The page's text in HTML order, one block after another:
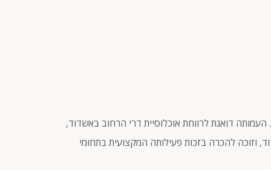
דרי הרחוב באשדוד. העמותה דואגת לרווחת אוכלוסיית דרי הרחוב באשדוד,
וזוכה להכרה בזכות פעילותה המקצועית בתחומי